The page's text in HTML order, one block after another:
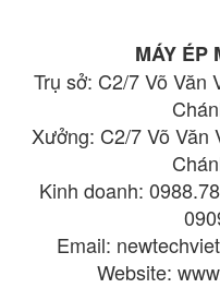
MÁY ÉP
Trụ sở: C2/7 Võ Văn
Xưởng: C2/7 Võ Văn
Kinh doanh:
Email:
Website: